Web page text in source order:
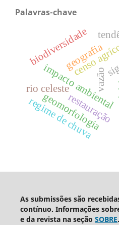
Palavras-chave
impacto ambiental
censo
biodiversidade
rio celeste vazão
geomorfologia
regime de chuva
restauração
geografia
As submissões são
contínuo. Informações
e da revista na seção SOBRE.